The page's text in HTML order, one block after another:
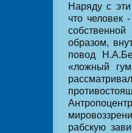
Наряду с
что человек
образом,
повод
«ложный
рабскую